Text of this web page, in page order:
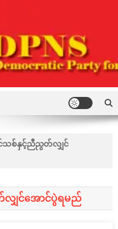
င်သစ်နှင့်ညီညွတ်လျှင်
ျှင်အောင်ပွဲရမည်